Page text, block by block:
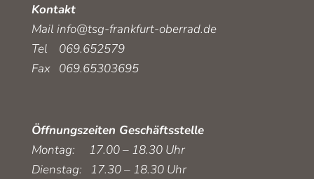
Kontakt
Mail info@tsg-frankfurt-oberrad.de
Tel 069.652579
Fax 069.65303695
Öffnungszeiten Geschäftsstelle
Montag: 17.00 – 18.30 Uhr
Dienstag: 17.30 – 18.30 Uhr